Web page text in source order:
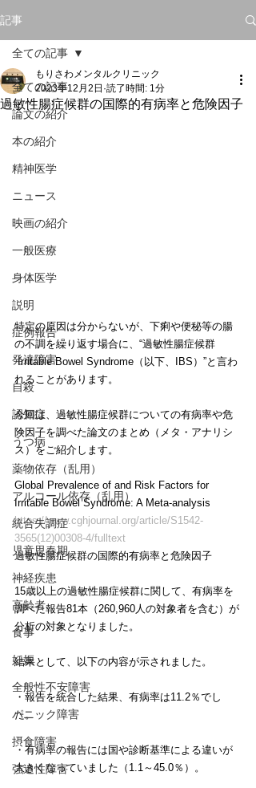
記事
全ての記事
論文の紹介
本の紹介
精神医学
ニュース
映画の紹介
一般医療
身体医学
説明
症例報告
発達障害
自殺
認知症
うつ病
薬物依存（乱用）
アルコール依存（乱用）
統合失調症
児童思春期
神経疾患
高齢者
食事
妊娠
全般性不安障害
パニック障害
摂食障害
強迫性障害
全ての記事
過敏性腸症候群の国際的有病率と危険因子
もりさわメンタルクリニック
2023年12月2日 読了時間: 1分
特定の原因は分からないが、下痢や便秘等の腸
の不調を繰り返す場合に、“過敏性腸症候群
Irritable Bowel Syndrome（以下、IBS）”と言わ
れることがあります。
今回は、過敏性腸症候群についての有病率や危
険因子を調べた論文のまとめ（メタ・アナリシ
ス）をご紹介します。
Global Prevalence of and Risk Factors for
Irritable Bowel Syndrome: A Meta-analysis
https://www.cghjournal.org/article/S1542-
3565(12)00308-4/fulltext
過敏性腸症候群の国際的有病率と危険因子
15歳以上の過敏性腸症候群に関して、有病率を
調べた報告81本（260,960人の対象者を含む）が
分析の対象となりました。
結果として、以下の内容が示されました。
・報告を統合した結果、有病率は11.2％でし
た。
・有病率の報告には国や診断基準による違いが
大きくなっていました（1.1～45.0％）。